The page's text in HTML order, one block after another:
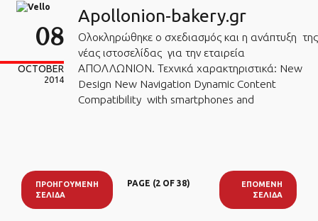
08
OCTOBER
2014
Apollonion-bakery.gr
Ολοκληρώθηκε ο σχεδιασμός και η ανάπτυξη της
νέας ιστοσελίδας για την εταιρεία
ΑΠΟΛΛΩΝΙΟΝ. Τεχνικά χαρακτηριστικά: New
Design New Navigation Dynamic Content
Compatibility with smartphones and
ΠΡΟΗΓΟΎΜΕΝΗ
ΣΕΛΊΔΑ
PAGE (2 OF 38)
ΕΠΌΜΕΝΗ
ΣΕΛΊΔΑ